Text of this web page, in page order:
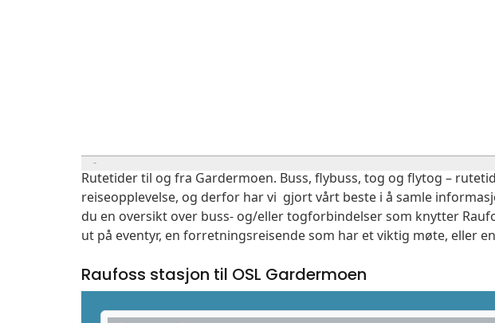
Rutetider til og fra Gardermoen. Buss, flybuss, tog og flytog –
reiseopplevelse, og derfor har vi gjort vårt beste i å samle
du en oversikt over buss- og/eller togforbindelser som knytter
ut på eventyr, en forretningsreisende som har et viktig møte, eller
Raufoss stasjon til OSL Gardermoen